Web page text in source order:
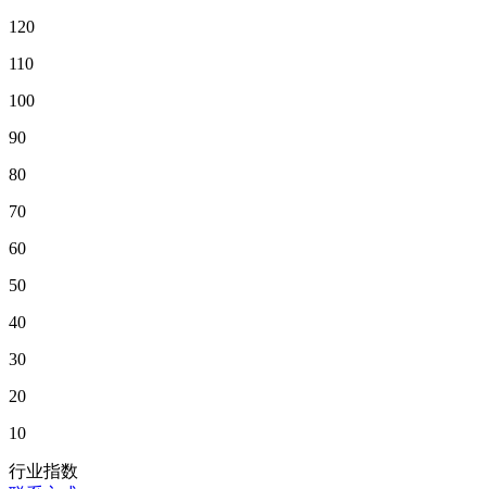
120
110
100
90
80
70
60
50
40
30
20
10
行业指数